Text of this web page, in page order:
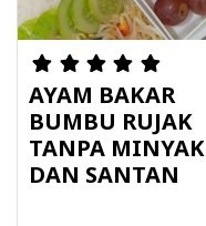
AYAM BAKAR
BUMBU RUJAK
TANPA MINYAK
DAN SANTAN